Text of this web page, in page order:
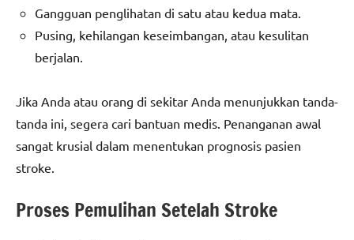
Gangguan penglihatan di satu atau kedua mata.
Pusing, kehilangan keseimbangan, atau kesulitan
berjalan.
Jika Anda atau orang di sekitar Anda menunjukkan tanda-
tanda ini, segera cari bantuan medis. Penanganan awal
sangat krusial dalam menentukan prognosis pasien
stroke.
Proses Pemulihan Setelah Stroke